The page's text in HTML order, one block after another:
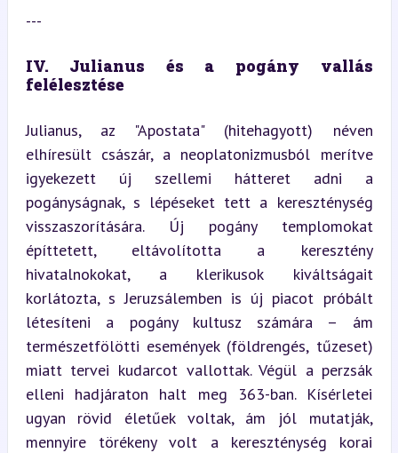
---
IV. Julianus és a pogány vallás
felélesztése
Julianus, az "Apostata" (hitehagyott) néven
elhíresült császár, a neoplatonizmusból merítve
igyekezett új szellemi hátteret adni a
pogányságnak, s lépéseket tett a kereszténység
visszaszorítására. Új pogány templomokat
építtetett, eltávolította a keresztény
hivatalnokokat, a klerikusok kiváltságait
korlátozta, s Jeruzsálemben is új piacot próbált
létesíteni a pogány kultusz számára – ám
természetfölötti események (földrengés, tűzeset)
miatt tervei kudarcot vallottak. Végül a perzsák
elleni hadjáraton halt meg 363-ban. Kísérletei
ugyan rövid életűek voltak, ám jól mutatják,
mennyire törékeny volt a kereszténység korai